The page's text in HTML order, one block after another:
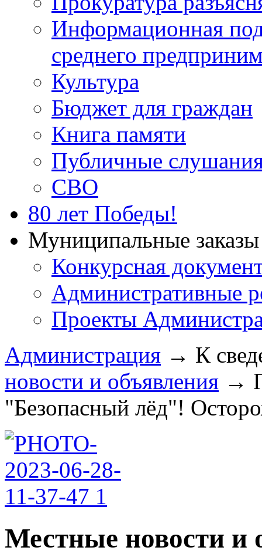
Информационная
среднего
Культура
Бюджет для граждан
Книга памяти
Публичные
СВО
80 лет Победы!
Муниципальные
Конкурсная
Административные
Проекты
Администрация → К
новости и объявления →
"Безопасный лёд"!
Местные новости и